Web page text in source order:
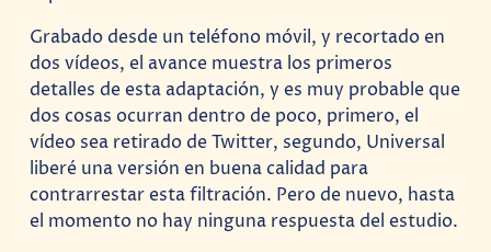
Grabado desde un teléfono móvil, y recortado en
dos vídeos, el avance muestra los primeros
detalles de esta adaptación, y es muy probable que
dos cosas ocurran dentro de poco, primero, el
vídeo sea retirado de Twitter, segundo, Universal
liberé una versión en buena calidad para
contrarrestar esta filtración. Pero de nuevo, hasta
el momento no hay ninguna respuesta del estudio.